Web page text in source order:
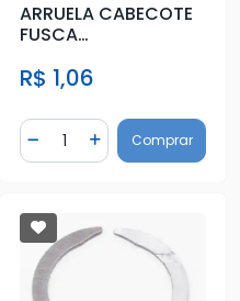
ARRUELA CABECOTE
FUSCA
R$ 1,06
Diminuir Quantidade
Quantidade
AdicionarComprar